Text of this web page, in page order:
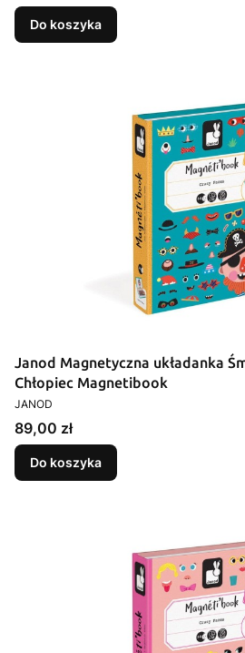
Do koszyka
Janod Magnetyczna układanka
Chłopiec Magnetibook
PRODUCENT
JANOD
Cena
89,00 zł
Do koszyka